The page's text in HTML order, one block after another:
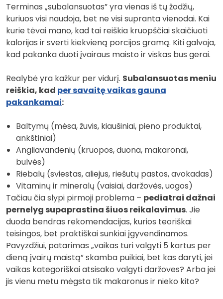
Terminas „subalansuotas” yra vienas iš tų žodžių,
kuriuos visi naudoja, bet ne visi supranta vienodai. Kai
kurie tėvai mano, kad tai reiškia kruopščiai skaičiuoti
kalorijas ir sverti kiekvieną porcijos gramą. Kiti galvoja,
kad pakanka duoti įvairaus maisto ir viskas bus gerai.
Realybė yra kažkur per vidurį. Subalansuotas meniu
reiškia, kad per savaitę vaikas gauna
pakankamai:
Baltymų (mėsa, žuvis, kiaušiniai, pieno produktai,
ankštiniai)
Angliavandenių (kruopos, duona, makaronai,
bulvės)
Riebalų (sviestas, aliejus, riešutų pastos, avokadas)
Vitaminų ir mineralų (vaisiai, daržovės, uogos)
Tačiau čia slypi pirmoji problema – pediatrai dažnai
pernelyg supaprastina šiuos reikalavimus. Jie
duoda bendras rekomendacijas, kurios teoriškai
teisingos, bet praktiškai sunkiai įgyvendinamos.
Pavyzdžiui, patarimas „vaikas turi valgyti 5 kartus per
dieną įvairų maistą” skamba puikiai, bet kas daryti, jei
vaikas kategoriškai atsisako valgyti daržoves? Arba jei
jis vienu metu mėgsta tik makaronus ir nieko kito?